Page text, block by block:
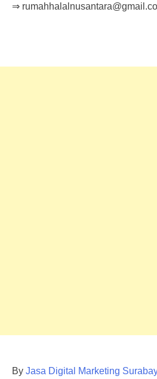
⇒
By Jasa Digital Marketing